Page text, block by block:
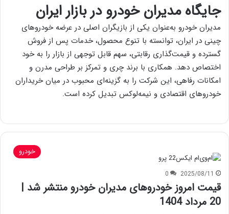
جایگاه مدیران خودرو در بازار ایران
مدیران خودرو به‌عنوان یکی از بازیگران اصلی در عرضه خودروهای
چینی در ایران، توانسته با تنوع محصول، خدمات پس از فروش
گسترده و قیمت‌گذاری رقابتی، سهم قابل توجهی از بازار را به خود
اختصاص دهد. همکاری با برند چری و تمرکز بر طراحی مدرن و
امکانات رفاهی، این شرکت را به گزینه‌ای محبوب در میان خریداران
خودروهای اقتصادی و نیمه‌لوکس تبدیل کرده است.
خودرو
2025/08/11
0
قیمت امروز خودروهای مدیران خودرو منتشر شد |
20 مرداد 1404